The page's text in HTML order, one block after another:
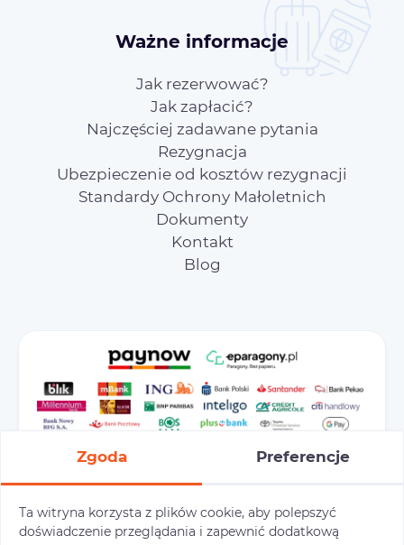
Ważne informacje
Jak rezerwować?
Jak zapłacić?
Najczęściej zadawane pytania
Rezygnacja
Ubezpieczenie od kosztów rezygnacji
Standardy Ochrony Małoletnich
Dokumenty
Kontakt
Blog
Preferencje cookies Polityka prywatności
Zgoda Preferencje
Ta witryna korzysta z plików cookie, aby polepszyć
doświadczenie przeglądania i zapewnić dodatkową